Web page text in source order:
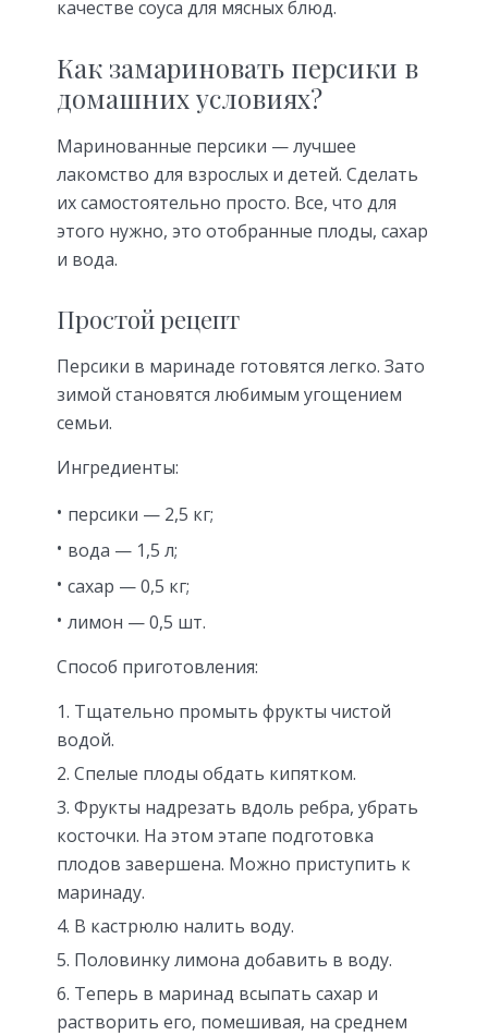
качестве соуса для мясных блюд.
Как замариновать персики в
домашних условиях?
Маринованные персики — лучшее
лакомство для взрослых и детей. Сделать
их самостоятельно просто. Все, что для
этого нужно, это отобранные плоды, сахар
и вода.
Простой рецепт
Персики в маринаде готовятся легко. Зато
зимой становятся любимым угощением
семьи.
Ингредиенты:
персики — 2,5 кг;
вода — 1,5 л;
сахар — 0,5 кг;
лимон — 0,5 шт.
Способ приготовления:
Тщательно промыть фрукты чистой
водой.
Спелые плоды обдать кипятком.
Фрукты надрезать вдоль ребра, убрать
косточки. На этом этапе подготовка
плодов завершена. Можно приступить к
маринаду.
В кастрюлю налить воду.
Половинку лимона добавить в воду.
Теперь в маринад всыпать сахар и
растворить его, помешивая, на среднем